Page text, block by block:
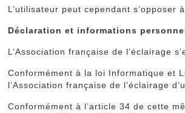
L’utilisateur peut cependant
Déclaration et informations
L’Association française de l’éclairage
Conformément à la loi Informatique et
l’Association française de l’éclairage
Conformément à l’article 34 de cette